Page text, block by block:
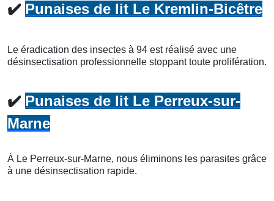
✔️ Punaises de lit Le Kremlin-Bicêtre
Le éradication des insectes à 94 est réalisé avec une
désinsectisation professionnelle stoppant toute prolifération.
✔️ Punaises de lit Le Perreux-sur-
Marne
À Le Perreux-sur-Marne, nous éliminons les parasites grâce
à une désinsectisation rapide.